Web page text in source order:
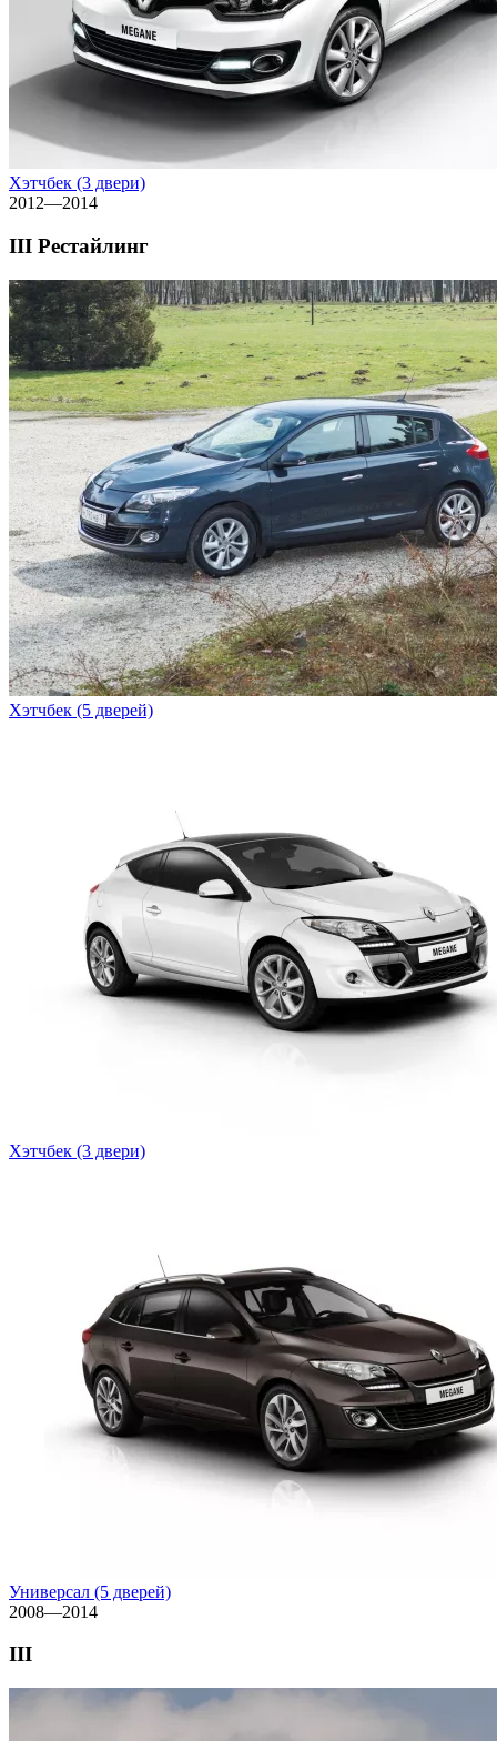
Хэтчбек (3 двери)
2012—2014
III Рестайлинг
Хэтчбек (5 дверей)
Хэтчбек (3 двери)
Универсал (5 дверей)
2008—2014
III